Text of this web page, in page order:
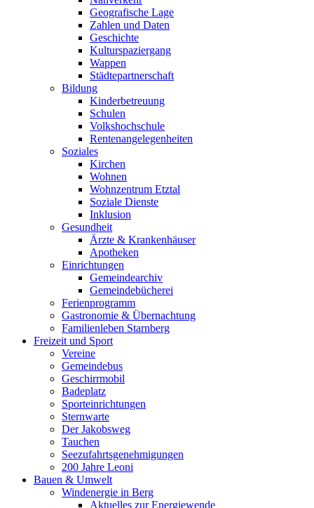
Geografische Lage
Zahlen und Daten
Geschichte
Kulturspaziergang
Wappen
Städtepartnerschaft
Bildung
Kinderbetreuung
Schulen
Volkshochschule
Rentenangelegenheiten
Soziales
Kirchen
Wohnen
Wohnzentrum Etztal
Soziale Dienste
Inklusion
Gesundheit
Ärzte & Krankenhäuser
Apotheken
Einrichtungen
Gemeindearchiv
Gemeindebücherei
Ferienprogramm
Gastronomie & Übernachtung
Familienleben Starnberg
Freizeit und Sport
Vereine
Gemeindebus
Geschirrmobil
Badeplatz
Sporteinrichtungen
Sternwarte
Der Jakobsweg
Tauchen
Seezufahrtsgenehmigungen
200 Jahre Leoni
Bauen & Umwelt
Windenergie in Berg
Aktuelles zur Energiewende